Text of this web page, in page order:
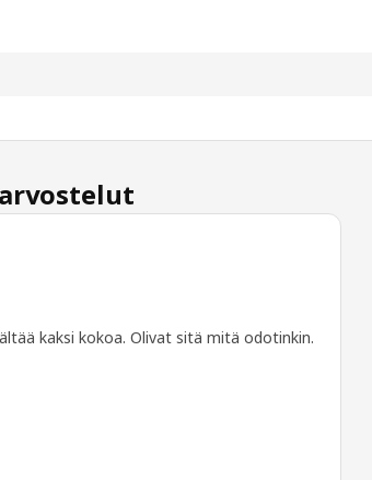
kaksi kokoa. Olivat sitä mitä odotinkin.